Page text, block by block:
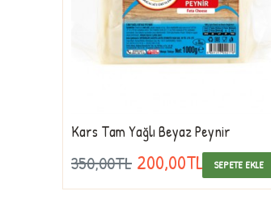
Kars Tam Yağlı Beyaz Peynir
350,00TL 200,00TL SEPETE EKLE